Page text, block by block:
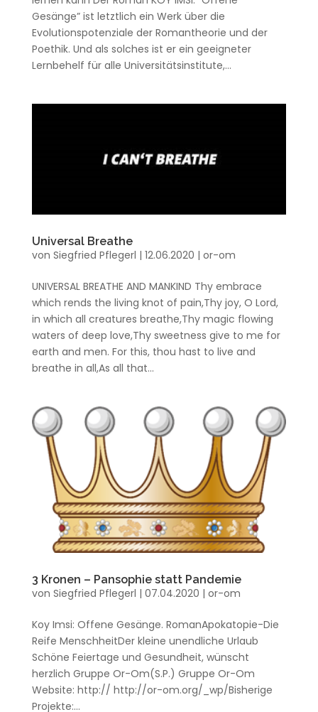
Gesänge” ist letztlich ein Werk über die
Evolutionspotenziale der Romantheorie und der
Poethik. Und als solches ist er ein geeigneter
Lernbehelf für alle Universitätsinstitute,...
Universal Breathe
von Siegfried Pflegerl | 12.06.2020 | or-om
UNIVERSAL BREATHE AND MANKIND Thy embrace
which rends the living knot of pain,Thy joy, O Lord,
in which all creatures breathe,Thy magic flowing
waters of deep love,Thy sweetness give to me for
earth and men. For this, thou hast to live and
breathe in all,As all that...
3 Kronen – Pansophie statt Pandemie
von Siegfried Pflegerl | 07.04.2020 | or-om
Koy Imsi: Offene Gesänge. RomanApokatopie-Die
Reife MenschheitDer kleine unendliche Urlaub
Schöne Feiertage und Gesundheit, wünscht
herzlich Gruppe Or-Om(S.P.) Gruppe Or-Om
Website: http:// http://or-om.org/_wp/Bisherige
Projekte:...